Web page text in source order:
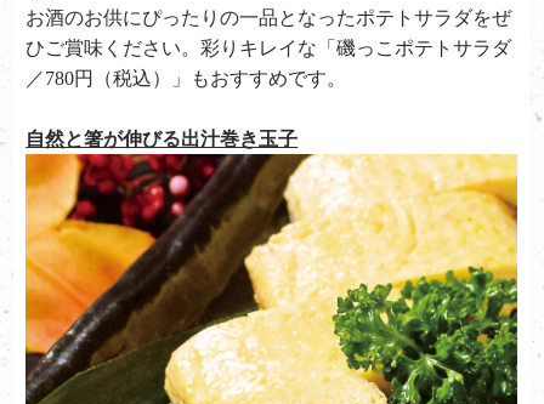
お酒のお供にぴったりの一品となったポテトサラダをぜ
ひご賞味ください。彩りキレイな「磯っこポテトサラダ
／780円（税込）」もおすすめです。
自然と箸が伸びる出汁巻き玉子